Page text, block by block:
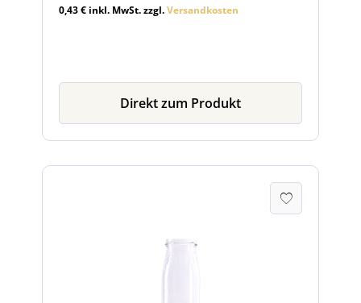
0,43 € inkl. MwSt. zzgl.Versandkosten
Direkt zum Produkt